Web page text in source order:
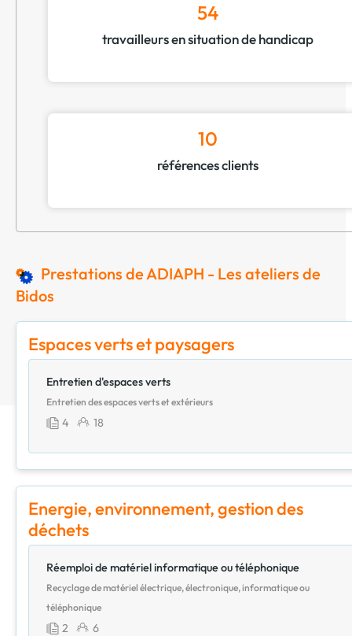
54
travailleurs en situation de handicap
10
références clients
Prestations de ADIAPH - Les ateliers de
Bidos
Espaces verts et paysagers
Entretien d'espaces verts
Entretien des espaces verts et extérieurs
4 18
Energie, environnement, gestion des
déchets
Réemploi de matériel informatique ou téléphonique
Recyclage de matériel électrique, électronique, informatique ou
téléphonique
2 6